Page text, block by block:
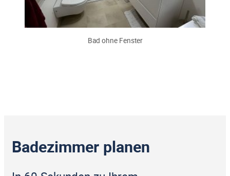
Bad ohne Fenster
Badezimmer planen